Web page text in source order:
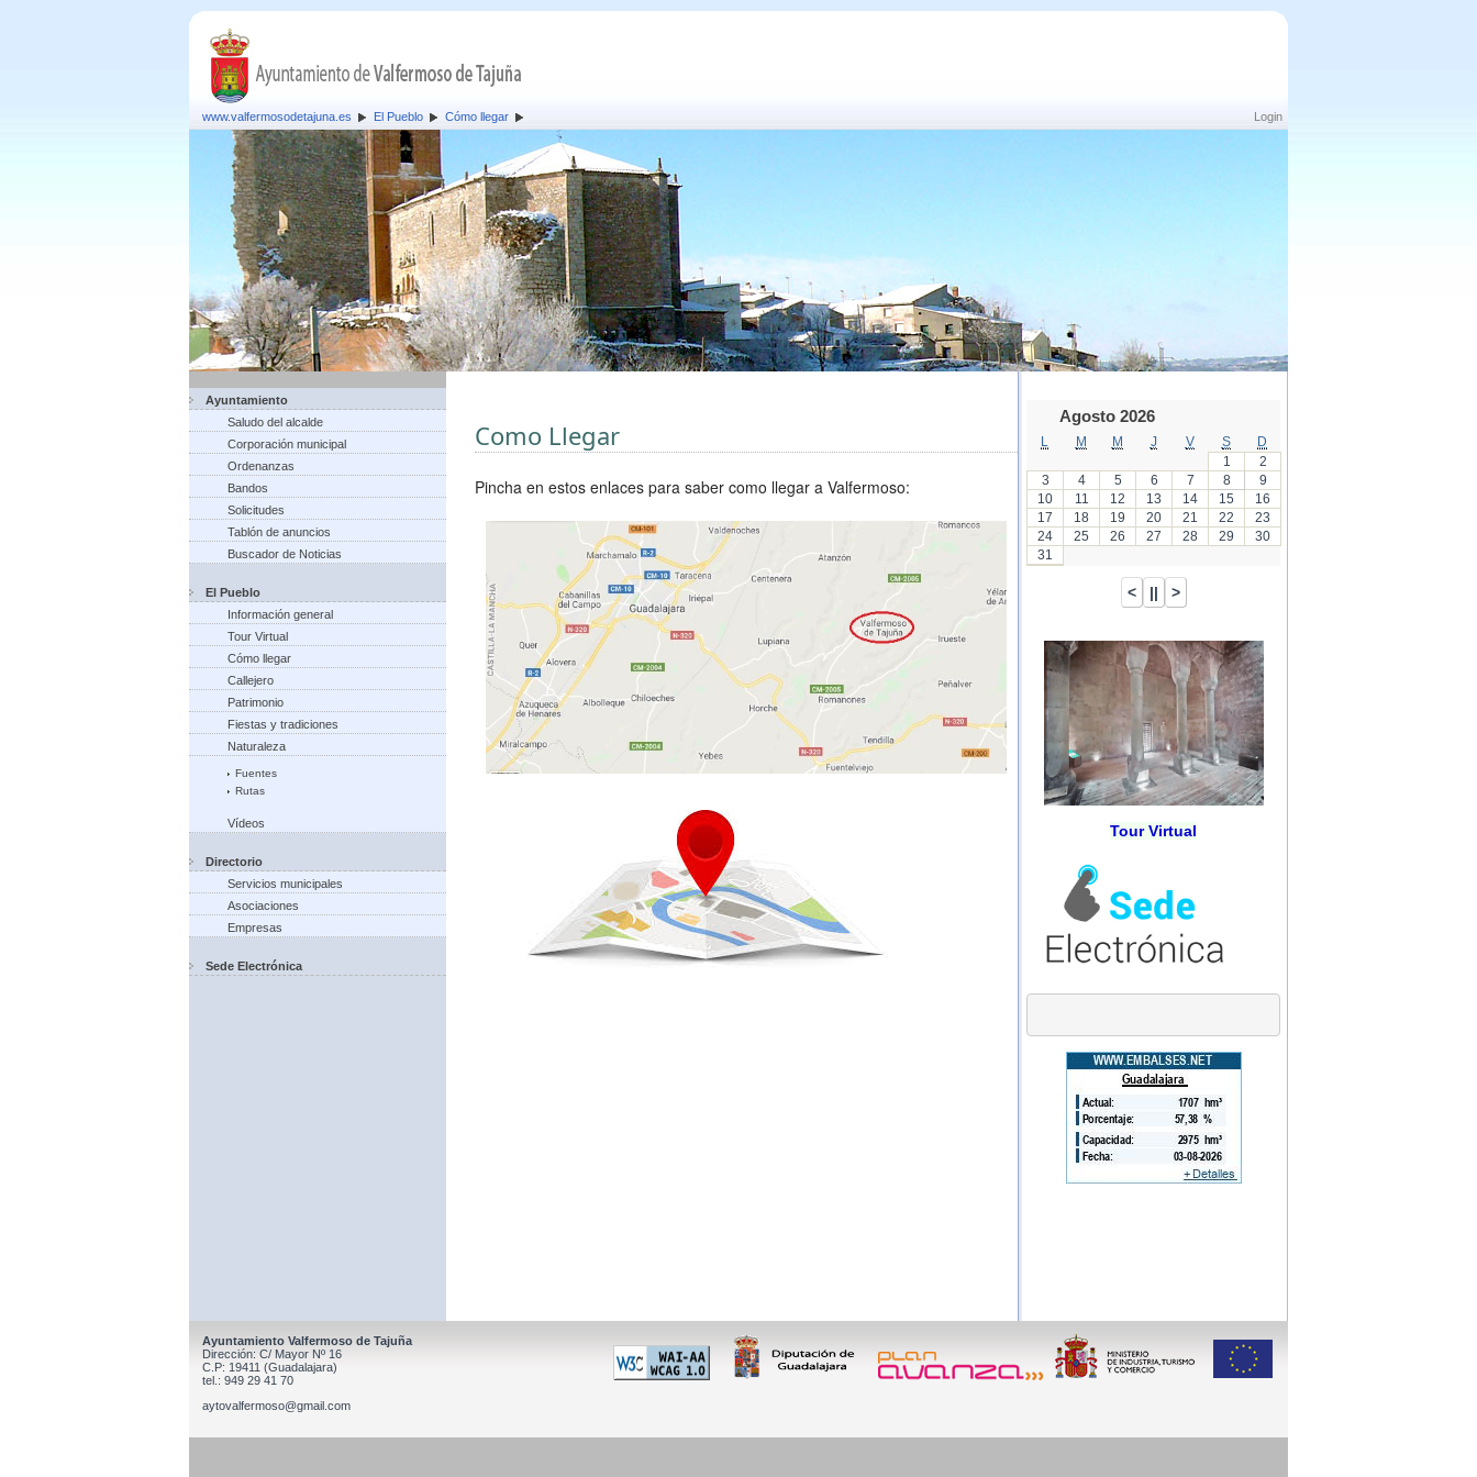
Login
www.valfermosodetajuna.es El Pueblo Cómo llegar
Ayuntamiento
Saludo del alcalde
Corporación municipal
Ordenanzas
Bandos
Solicitudes
Tablón de anuncios
Buscador de Noticias
El Pueblo
Información general
Tour Virtual
Cómo llegar
Callejero
Patrimonio
Fiestas y tradiciones
Naturaleza
Fuentes
Rutas
Vídeos
Directorio
Servicios municipales
Asociaciones
Empresas
Sede Electrónica
Como Llegar
Pincha en estos enlaces para saber como llegar a Valfermoso:
Agosto 2026
M M J V S
D
1
2
3
4 5 6 7 8
9
10
11 12 13 14 15
16
17
18 19 20 21 22
23
24
25 26 27 28 29
30
31
Tour Virtual
Ayuntamiento Valfermoso de Tajuña
Dirección: C/ Mayor Nº 16
C.P: 19411 (Guadalajara)
tel.: 949 29 41 70
aytovalfermoso@gmail.com